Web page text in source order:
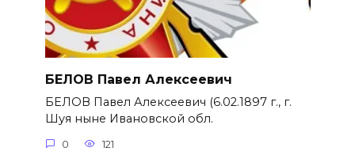
БЕЛОВ Павел Алексеевич
БЕЛОВ Павел Алексеевич (6.02.1897 г., г.
Шуя ныне Ивановской обл.
0 121